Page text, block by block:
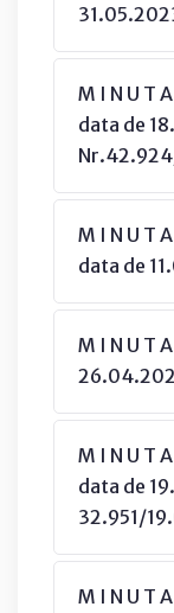
M I N U T
data de
M I N U T
data de
M I N U T
M I N U T
data de
32.951/
M I N U T